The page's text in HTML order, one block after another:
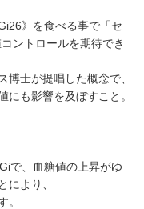
》を食べる事で「セ
ントロールを期待でき
士が提唱した概念で、
にも影響を及ぼすこと。
で、血糖値の上昇がゆ
により、
。